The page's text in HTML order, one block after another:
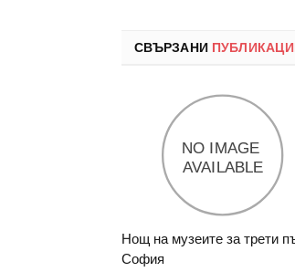
СВЪРЗАНИ
Нощ на музеите за трети
София